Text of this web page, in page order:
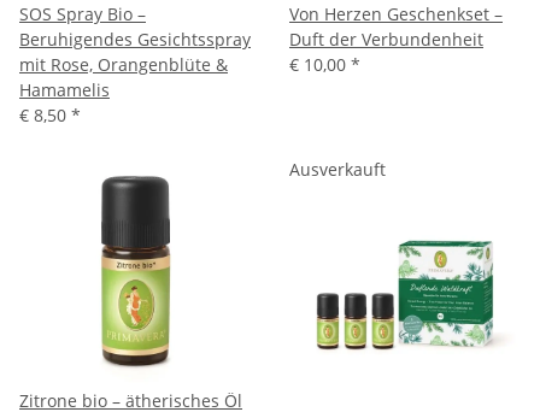
SOS Spray Bio –
Beruhigendes Gesichtsspray
mit Rose, Orangenblüte &
Hamamelis
€ 8,50 *
Von Herzen Geschenkset –
Duft der Verbundenheit
€ 10,00 *
Zitrone bio – ätherisches Öl
Ausverkauft